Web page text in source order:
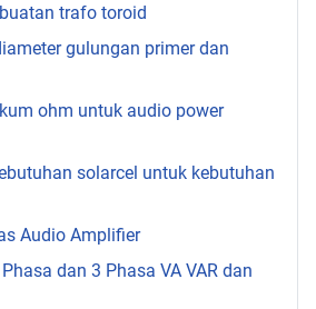
trafo toroid
gulungan primer dan
ohm untuk audio power
solarcel untuk kebutuhan
Audio Amplifier
dan 3 Phasa VA VAR dan